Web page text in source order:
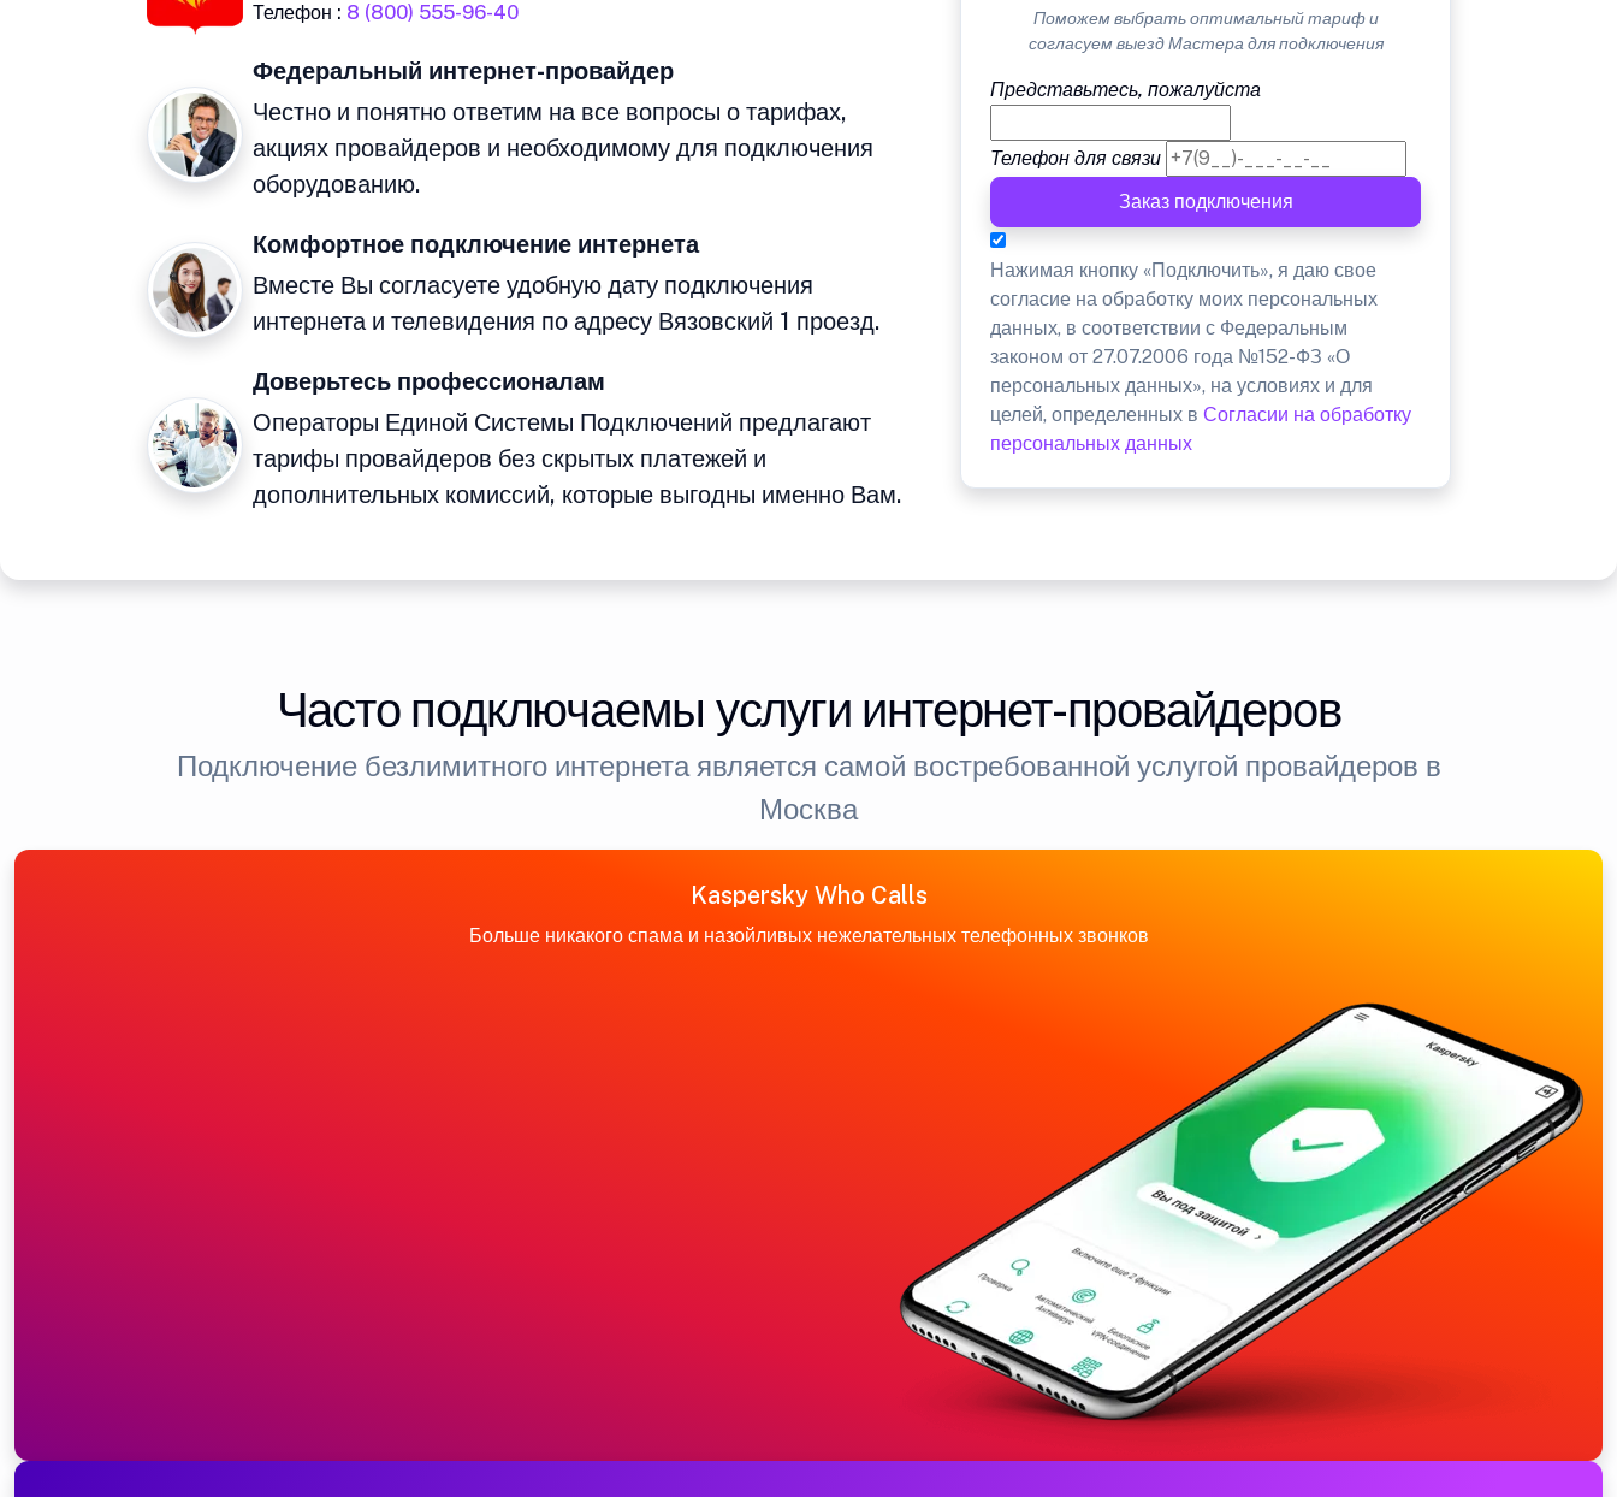
Телефон : 8 (800) 555-96-40
Федеральный интернет-провайдер
Честно и понятно ответим на все вопросы о тарифах,
акциях провайдеров и необходимому для подключения
оборудованию.
Комфортное подключение интернета
Вместе Вы согласуете удобную дату подключения
интернета и телевидения по адресу Вязовский 1 проезд.
Доверьтесь профессионалам
Операторы Единой Системы Подключений предлагают
тарифы провайдеров без скрытых платежей и
дополнительных комиссий, которые выгодны именно Вам.
Поможем выбрать оптимальный тариф и
согласуем выезд Мастера для подключения
Представьтесь, пожалуйста
Телефон для связи
Заказ подключения
Нажимая кнопку «Подключить», я даю свое
согласие на обработку моих персональных
данных, в соответствии с Федеральным
законом от 27.07.2006 года №152-ФЗ «О
персональных данных», на условиях и для
целей, определенных вСогласии на обработку
персональных данных
Часто подключаемы услуги интернет-провайдеров
Подключение безлимитного интернета является самой востребованной услугой провайдеров в
Москва
Kaspersky Who Calls
Больше никакого спама и назойливых нежелательных телефонных звонков